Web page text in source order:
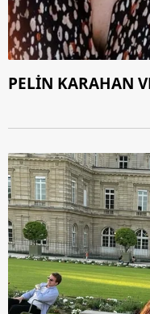
PELİN KARAHAN